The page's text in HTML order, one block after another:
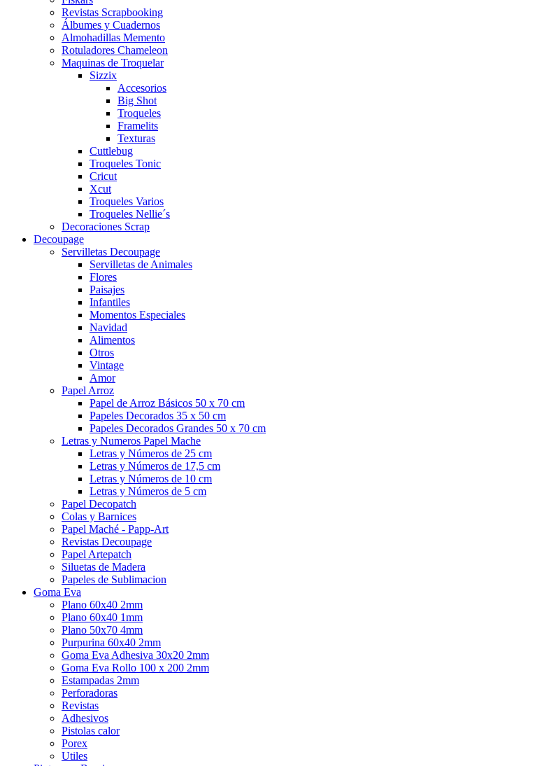
Revistas Scrapbooking
Álbumes y Cuadernos
Almohadillas Memento
Rotuladores Chameleon
Maquinas de Troquelar
Sizzix
Accesorios
Big Shot
Troqueles
Framelits
Texturas
Cuttlebug
Troqueles Tonic
Cricut
Xcut
Troqueles Varios
Troqueles Nellie´s
Decoraciones Scrap
Decoupage
Servilletas Decoupage
Servilletas de Animales
Flores
Paisajes
Infantiles
Momentos Especiales
Navidad
Alimentos
Otros
Vintage
Amor
Papel Arroz
Papel de Arroz Básicos 50 x 70 cm
Papeles Decorados 35 x 50 cm
Papeles Decorados Grandes 50 x 70 cm
Letras y Numeros Papel Mache
Letras y Números de 25 cm
Letras y Números de 17,5 cm
Letras y Números de 10 cm
Letras y Números de 5 cm
Papel Decopatch
Colas y Barnices
Papel Maché - Papp-Art
Revistas Decoupage
Papel Artepatch
Siluetas de Madera
Papeles de Sublimacion
Goma Eva
Plano 60x40 2mm
Plano 60x40 1mm
Plano 50x70 4mm
Purpurina 60x40 2mm
Goma Eva Adhesiva 30x20 2mm
Goma Eva Rollo 100 x 200 2mm
Estampadas 2mm
Perforadoras
Revistas
Adhesivos
Pistolas calor
Porex
Utiles